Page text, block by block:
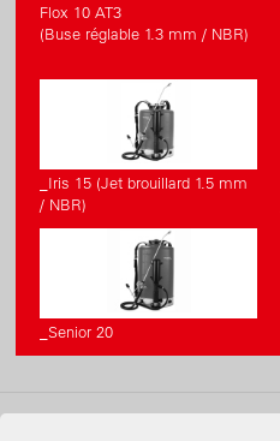
Flox 10 AT3
(Buse réglable 1.3 mm / NBR)
_Iris 15 (Jet brouillard 1.5 mm
/ NBR)
_Senior 20